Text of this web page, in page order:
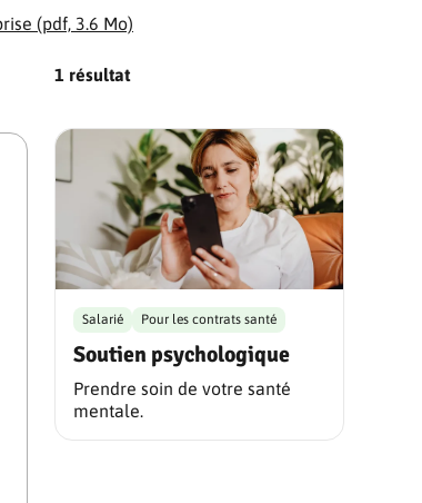
(pdf, 3.6 Mo)
1 résultat
Soutien psychologique
Salarié Pour les contrats santé
Prendre soin de votre santé
mentale.